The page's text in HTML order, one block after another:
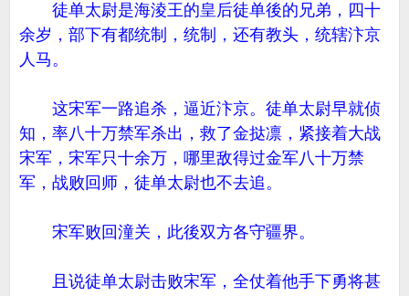
徒单太尉是海淩王的皇后徒单後的兄弟，四十
余岁，部下有都统制，统制，还有教头，统辖汴京
人马。
这宋军一路追杀，逼近汴京。徒单太尉早就侦
知，率八十万禁军杀出，救了金挞凛，紧接着大战
宋军，宋军只十余万，哪里敌得过金军八十万禁
军，战败回师，徒单太尉也不去追。
宋军败回潼关，此後双方各守疆界。
且说徒单太尉击败宋军，全仗着他手下勇将甚